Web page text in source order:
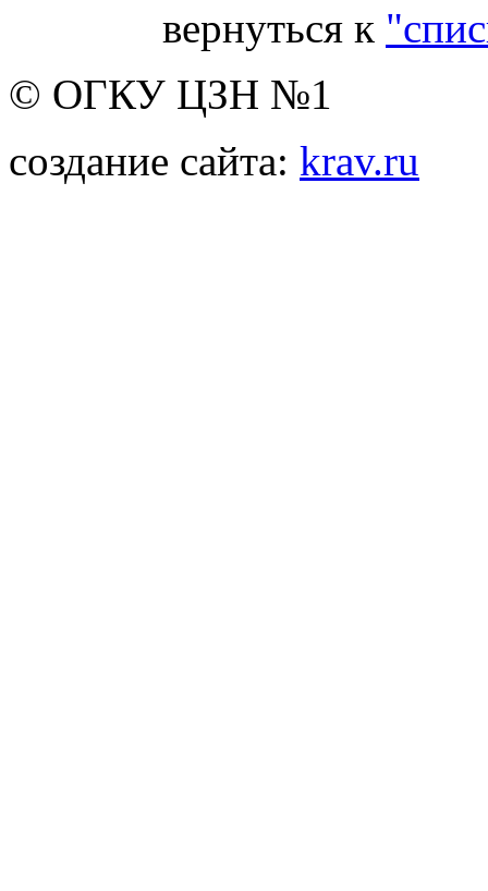
вернуться к
© ОГКУ ЦЗН №1
создание сайта: krav.ru